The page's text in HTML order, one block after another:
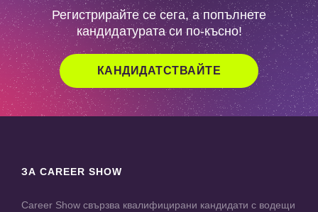
Регистрирайте се сега, а попълнете
кандидатурата си по-късно!
КАНДИДАТСТВАЙТЕ
ЗА CAREER SHOW
Career Show свързва квалифицирани кандидати с водещи